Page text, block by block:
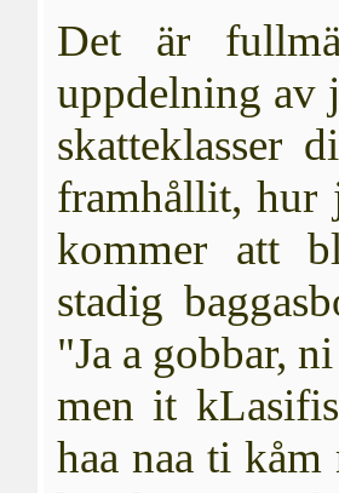
Det är
uppdelning av
skatteklasser
framhållit, hur
kommer att
stadig
"Ja a gobbar,
men it
haa naa ti